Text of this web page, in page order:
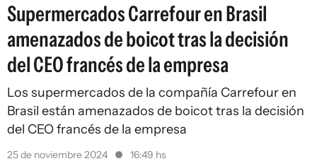
Supermercados Carrefour en Brasil
amenazados de boicot tras la decisión
del CEO francés de la empresa
Los supermercados de la compañía Carrefour en
Brasil están amenazados de boicot tras la decisión
del CEO francés de la empresa
25 de noviembre 2024 16:49 hs